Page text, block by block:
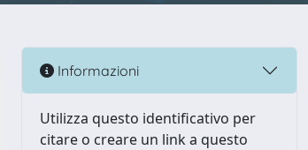
Informazioni
Utilizza questo identificativo per
citare o creare un link a questo